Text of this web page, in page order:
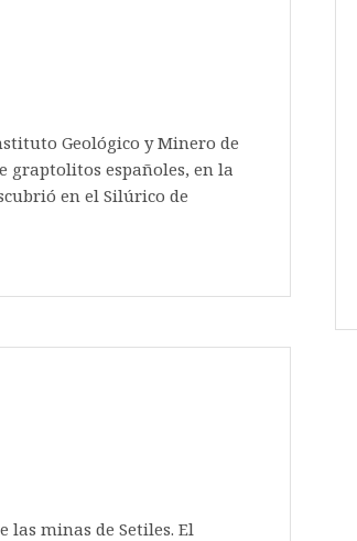
Geológico y Minero de
graptolitos españoles, en la
en el Silúrico de
las minas de Setiles. El